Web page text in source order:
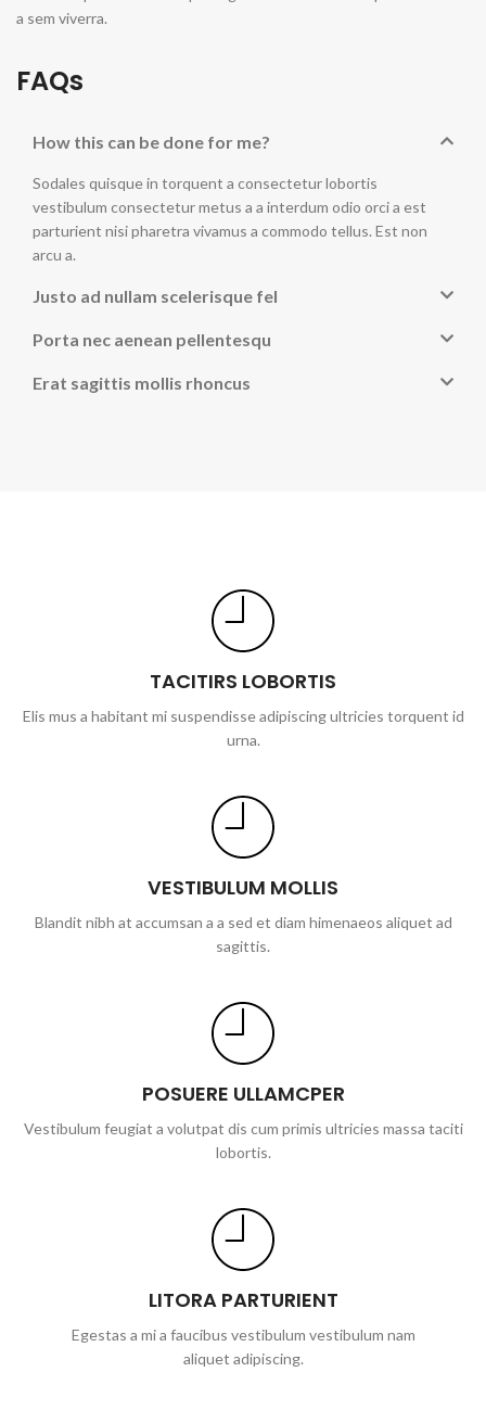
a sem viverra.
FAQs
How this can be done for me?
Sodales quisque in torquent a consectetur lobortis
vestibulum consectetur metus a a interdum odio orci a est
parturient nisi pharetra vivamus a commodo tellus. Est non
arcu a.
Justo ad nullam scelerisque fel
Porta nec aenean pellentesqu
Erat sagittis mollis rhoncus
TACITIRS LOBORTIS
Elis mus a habitant mi suspendisse adipiscing ultricies torquent id
urna.
VESTIBULUM MOLLIS
Blandit nibh at accumsan a a sed et diam himenaeos aliquet ad
sagittis.
POSUERE ULLAMCPER
Vestibulum feugiat a volutpat dis cum primis ultricies massa taciti
lobortis.
LITORA PARTURIENT
Egestas a mi a faucibus vestibulum vestibulum nam
aliquet adipiscing.